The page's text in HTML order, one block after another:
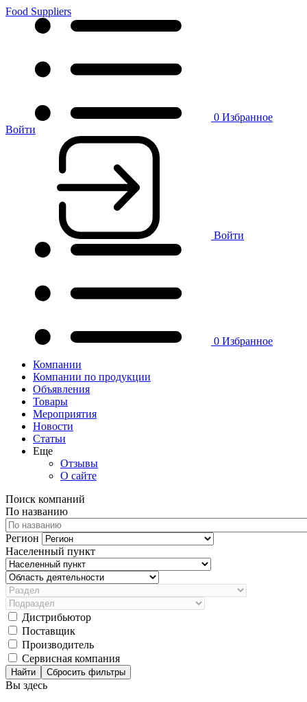
Food Suppliers
0 Избранное
Войти
Войти
0 Избранное
Компании
Компании по продукции
Объявления
Товары
Мероприятия
Новости
Статьи
Еще
Отзывы
О сайте
Поиск компаний
По названию
Регион
Населенный пункт
Дистрибьютор
Поставщик
Производитель
Сервисная компания
Сбросить фильтры
Вы здесь